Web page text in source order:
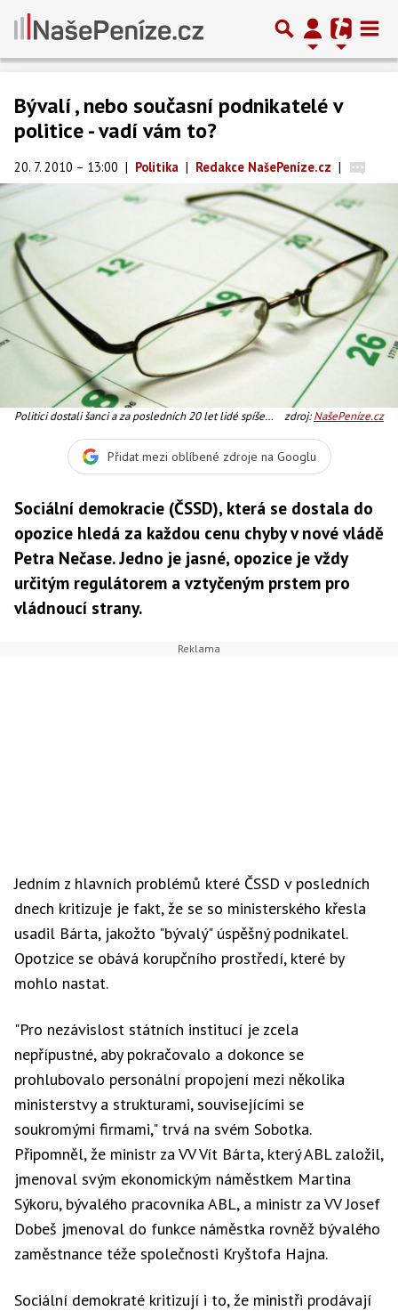
Bývalí , nebo současní podnikatelé v
politice - vadí vám to?
20. 7. 2010 – 13:00 | Politika | Redakce NašePeníze.cz |
Politici dostali šanci a za posledních 20 let lidé spíše
zdroj:NašePeníze.cz
Přidat mezi oblíbené zdroje na Googlu
Sociální demokracie (ČSSD), která se dostala do
opozice hledá za každou cenu chyby v nové vládě
Petra Nečase. Jedno je jasné, opozice je vždy
určitým regulátorem a vztyčeným prstem pro
vládnoucí strany.
Jedním z hlavních problémů které ČSSD v posledních
dnech kritizuje je fakt, že se so ministerského křesla
usadil Bárta, jakožto "bývalý" úspěšný podnikatel.
Opotzice se obává korupčního prostředí, které by
mohlo nastat.
"Pro nezávislost státních institucí je zcela
nepřípustné, aby pokračovalo a dokonce se
prohlubovalo personální propojení mezi několika
ministerstvy a strukturami, souvisejícími se
soukromými firmami," trvá na svém Sobotka.
Připomněl, že ministr za VV Vít Bárta, který ABL založil,
jmenoval svým ekonomickým náměstkem Martina
Sýkoru, bývalého pracovníka ABL, a ministr za VV Josef
Dobeš jmenoval do funkce náměstka rovněž bývalého
zaměstnance téže společnosti Kryštofa Hajna.
Sociální demokraté kritizují i to, že ministři prodávají